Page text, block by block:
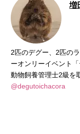
増
2匹のデグー、2匹の
ーオンリーイベント
動物飼養管理士2級を
@degutoichacora